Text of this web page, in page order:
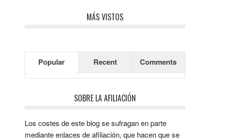
lateral
MÁS VISTOS
Popular Recent Comments
SOBRE LA AFILIACIÓN
Los costes de este blog se sufragan en parte
mediante enlaces de afiliación, que hacen que se